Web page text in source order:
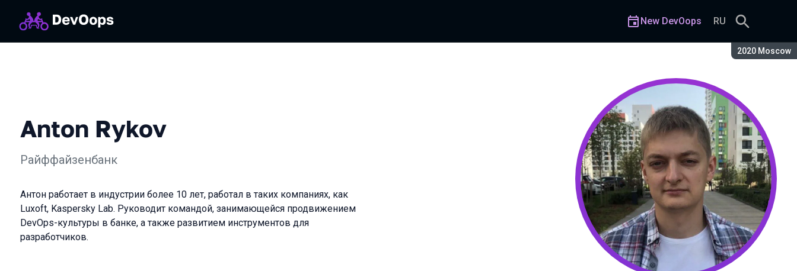
Season:
2020 Moscow
New DevOops RU
Anton Rykov
Райффайзенбанк
Антон работает в индустрии более 10 лет, работал в таких компаниях, как
Luxoft, Kaspersky Lab. Руководит командой, занимающейся продвижением
DevOps-культуры в банке, а также развитием инструментов для
разработчиков.